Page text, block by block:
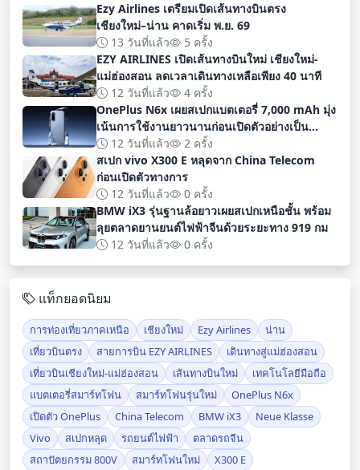
Ezy Airlines เตรียมเปิดเส้นทางบินตรง
เชียงใหม่–น่าน คาดเริ่ม พ.ย. 69
13 วันที่แล้ว
5 ครั้ง
EZY AIRLINES เปิดเส้นทางบินใหม่ เชียงใหม่-
แม่ฮ่องสอน ลดเวลาเดินทางเหลือเพียง 40 นาที
12 วันที่แล้ว
4 ครั้ง
OnePlus N6x เผยสเปกแบตเตอรี่ 7,000 mAh มุ่ง
เน้นการใช้งานยาวนานก่อนเปิดตัวอย่างเป็น
ทางการ
12 วันที่แล้ว
2 ครั้ง
สเปก vivo X300 E หลุดจาก China Telecom
ก่อนเปิดตัวทางการ
12 วันที่แล้ว
0 ครั้ง
BMW iX3 รุ่นฐานล้อยาวเผยสเปกเหนือชั้น พร้อม
ลุยตลาดยานยนต์ไฟฟ้าจีนด้วยระยะทาง 919 กม
12 วันที่แล้ว
0 ครั้ง
แท็กยอดนิยม
การท่องเที่ยวภาคเหนือ เชียงใหม่ Ezy Airlines
น่าน
เที่ยวบินตรง
สายการบิน EZY AIRLINES
เดินทางสู่แม่ฮ่องสอน
เที่ยวบินเชียงใหม่-แม่ฮ่องสอน
เส้นทางบินใหม่
เทคโนโลยีมือถือ
แบตเตอรี่สมาร์ทโฟน
สมาร์ทโฟนรุ่นใหม่
OnePlus N6x
เปิดตัว OnePlus
China Telecom BMW iX3
Neue Klasse
Vivo
สเปกหลุด รถยนต์ไฟฟ้า
ตลาดรถจีน
สถาปัตยกรรม 800V
สมาร์ทโฟนใหม่ X300 E